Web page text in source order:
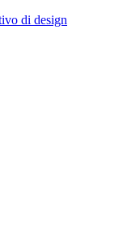
di design